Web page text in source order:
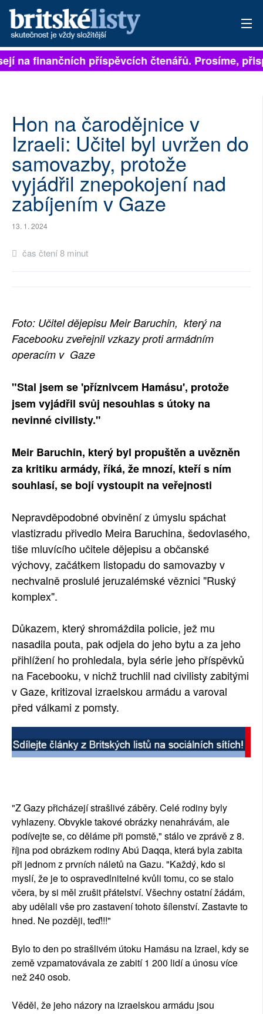
PŘIHLÁSIT
ARCHIV
ROZHOVORY
TÉMATA
NEJČTENĚJŠÍ ZA 7 DNÍ
AUTOŘI
PŘÍSPĚVKY NA PROVOZ
PLNÁ VERZE STRÁNEK
na finančních příspěvcích čtenářů. Prosíme,
Hon na čarodějnice v
Izraeli: Učitel byl uvržen do
samovazby, protože
vyjádřil znepokojení nad
zabíjením v Gaze
13. 1. 2024
čas čtení 8 minut
Foto: Učitel dějepisu Meir Baruchin, který na
Facebooku zveřejnil vzkazy proti armádním
operacím v Gaze
"Stal jsem se 'příznivcem Hamásu', protože
jsem vyjádřil svůj nesouhlas s útoky na
nevinné civilisty."
Meir Baruchin, který byl propuštěn a uvězněn
za kritiku armády, říká, že mnozí, kteří s ním
souhlasí, se bojí vystoupit na veřejnosti
Nepravděpodobné obvinění z úmyslu spáchat
vlastizradu přivedlo Meira Baruchina, šedovlasého,
tiše mluvícího učitele dějepisu a občanské
výchovy, začátkem listopadu do samovazby v
nechvalně proslulé jeruzalémské věznici "Ruský
komplex".
Důkazem, který shromáždila policie, jež mu
nasadila pouta, pak odjela do jeho bytu a za jeho
přihlížení ho prohledala, byla série jeho příspěvků
na Facebooku, v nichž truchlil nad civilisty zabitými
v Gaze, kritizoval izraelskou armádu a varoval
před válkami z pomsty.
"Z Gazy přicházejí strašlivé záběry. Celé rodiny byly
vyhlazeny. Obvykle takové obrázky nenahrávám, ale
podívejte se, co děláme při pomstě," stálo ve zprávě z 8.
října pod obrázkem rodiny Abú Daqqa, která byla zabita
při jednom z prvních náletů na Gazu. "Každý, kdo si
myslí, že je to ospravedlnitelné kvůli tomu, co se stalo
včera, by si měl zrušit přátelství. Všechny ostatní žádám,
aby udělali vše pro zastavení tohoto šílenství. Zastavte to
hned. Ne později, teď!!!"
Bylo to den po strašlivém útoku Hamásu na Izrael, kdy se
země vzpamatovávala ze zabití 1 200 lidí a únosu více
než 240 osob.
Věděl, že jeho názory na izraelskou armádu jsou